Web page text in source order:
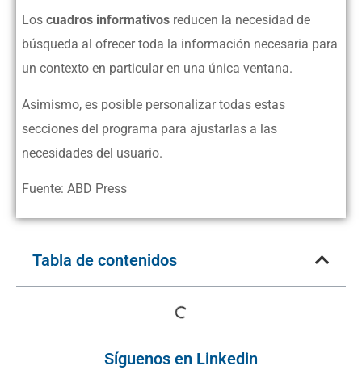
Los cuadros informativos reducen la necesidad de
búsqueda al ofrecer toda la información necesaria para
un contexto en particular en una única ventana.
Asimismo, es posible personalizar todas estas
secciones del programa para ajustarlas a las
necesidades del usuario.
Fuente: ABD Press
Tabla de contenidos
Síguenos en Linkedin